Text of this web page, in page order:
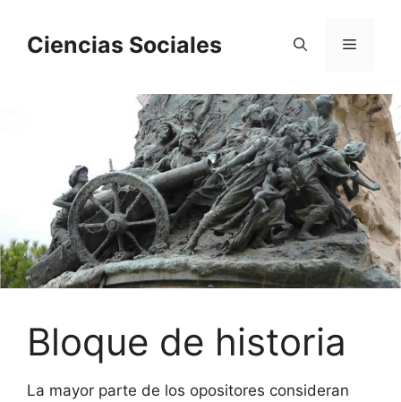
contenido
Ciencias Sociales Menú
Bloque de historia
La mayor parte de los opositores consideran